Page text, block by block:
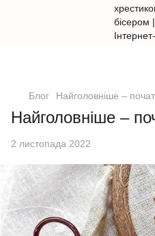
Блог Найголовніше –
Найголовніше –
2 листопада 2022